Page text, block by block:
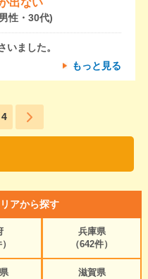
性・30代)
いました。
もっと見る
4
アから探す
兵庫県
（642件）
滋賀県